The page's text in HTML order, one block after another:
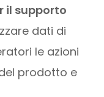
il supporto
dati di
le azioni
prodotto e